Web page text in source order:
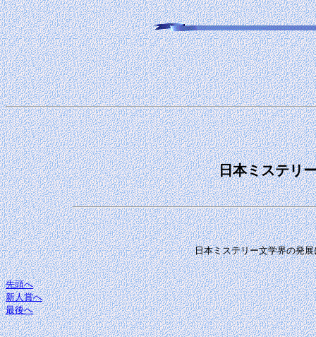
日本ミステリー文学界の発
先頭へ
新人賞へ
最後へ